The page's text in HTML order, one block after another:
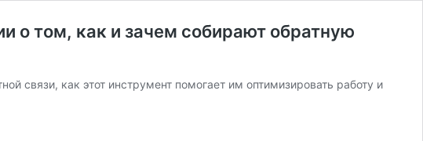
о том, как и зачем собирают обратную
связи, как этот инструмент помогает им оптимизировать работу и